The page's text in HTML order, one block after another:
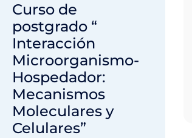
Curso de
postgrado “
Interacción
Microorganismo-
Hospedador:
Mecanismos
Moleculares y
Celulares”